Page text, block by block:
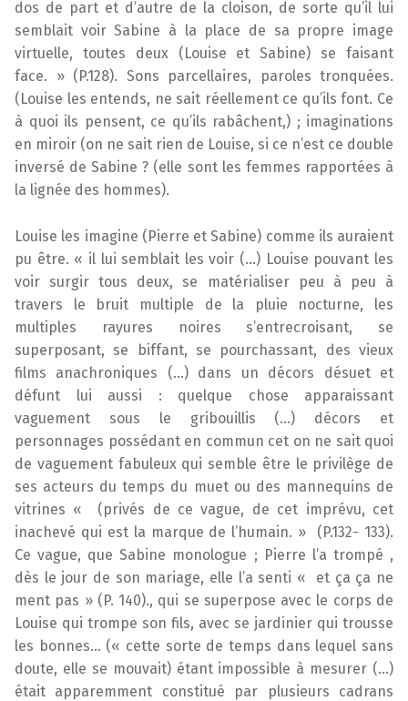
dos de part et d’autre de la cloison, de sorte qu’il lui
semblait voir Sabine à la place de sa propre image
virtuelle, toutes deux (Louise et Sabine) se faisant
face. » (P.128). Sons parcellaires, paroles tronquées.
(Louise les entends, ne sait réellement ce qu’ils font. Ce
à quoi ils pensent, ce qu’ils rabâchent,) ; imaginations
en miroir (on ne sait rien de Louise, si ce n’est ce double
inversé de Sabine ? (elle sont les femmes rapportées à
la lignée des hommes).
Louise les imagine (Pierre et Sabine) comme ils auraient
pu être. « il lui semblait les voir (…) Louise pouvant les
voir surgir tous deux, se matérialiser peu à peu à
travers le bruit multiple de la pluie nocturne, les
multiples rayures noires s’entrecroisant, se
superposant, se biffant, se pourchassant, des vieux
films anachroniques (…) dans un décors désuet et
défunt lui aussi : quelque chose apparaissant
vaguement sous le gribouillis (…) décors et
personnages possédant en commun cet on ne sait quoi
de vaguement fabuleux qui semble être le privilège de
ses acteurs du temps du muet ou des mannequins de
vitrines « (privés de ce vague, de cet imprévu, cet
inachevé qui est la marque de l’humain. » (P.132- 133).
Ce vague, que Sabine monologue ; Pierre l’a trompé ,
dès le jour de son mariage, elle l’a senti « et ça ça ne
ment pas » (P. 140)., qui se superpose avec le corps de
Louise qui trompe son fils, avec se jardinier qui trousse
les bonnes… (« cette sorte de temps dans lequel sans
doute, elle se mouvait) étant impossible à mesurer (…)
était apparemment constitué par plusieurs cadrans